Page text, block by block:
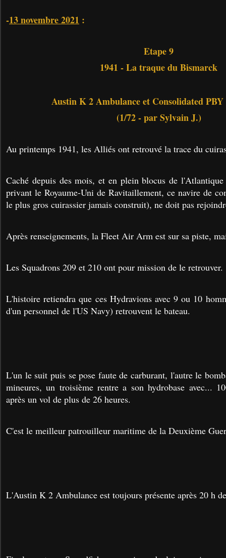
-13 novembre 2021 :
Etape 9
1941 - La traque du Bismarck
Austin K 2 Ambulance et Consolidated
(1/72 - par Sylvain J.)
Au printemps 1941, les Alliés ont retrouvé la trace du
Caché depuis des mois, et en plein blocus de
privant le Royaume-Uni de Ravitaillement, ce navire de
le plus gros cuirassier jamais construit), ne doit pas
Après renseignements, la Fleet Air Arm est sur sa piste,
Les Squadrons 209 et 210 ont pour mission de le retrouver.
L'histoire retiendra que ces Hydravions avec 9 ou 10
d'un personnel de l'US Navy) retrouvent le bateau.
L'un le suit puis se pose faute de carburant, l'autre le
mineures, un troisième rentre a son hydrobase avec...
après un vol de plus de 26 heures.
C'est le meilleur patrouilleur maritime de la Deuxième
L'Austin K 2 Ambulance est toujours présente après 20 h